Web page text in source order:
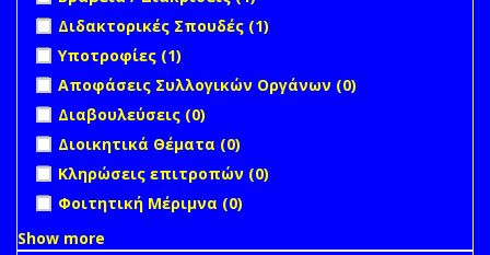
Apply Διδακτορικές Σπουδές filter
Διδακτορικές Σπουδές (1)
Apply Υποτροφίες filter
Υποτροφίες (1)
undefined
Αποφάσεις Συλλογικών Οργάνων (0)
undefined
Διαβουλεύσεις (0)
undefined
Διοικητικά Θέματα (0)
undefined
Κληρώσεις επιτροπών (0)
undefined
Φοιτητική Μέριμνα (0)
Show more